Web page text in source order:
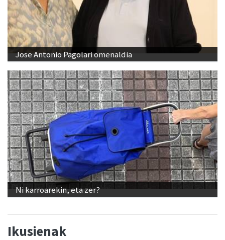
Jose Antonio Pagolari omenaldia
Ni karroarekin, eta zer?
Ikusienak